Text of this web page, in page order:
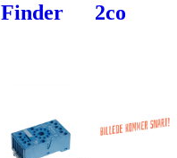
Finder
2co